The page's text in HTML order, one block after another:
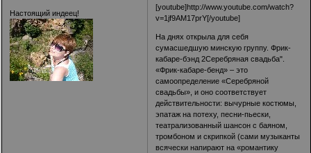
Настоящий индеец!
[youtube]http://www.youtube.com/watch?
v=1jf9AM17prY[/youtube]
На днях открыла для себя
сумасшедшую минскую группу. Фрик-
кабаре-бэнд 2Серебряная свадьба".
«Фрик-кабаре-бенд» – это
самоопределение «Серебряной
свадьбы», и оно соответствует
действительности: вычурные костюмы,
эпатаж на потеху, песни-пьески,
театрализованный шансон с баяном,
тромбоном и скрипкой (сами музыканты
всячески напирают на «романтику